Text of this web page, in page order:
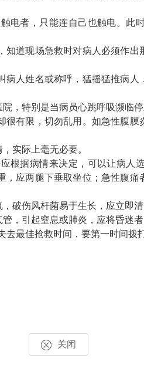
者，只能连自己也触电。此
现场急救时对病人必须作出
病人姓名或称呼，猛摇猛推病
特别是当病员心跳呼吸濒临停
限，切勿乱用。如急性腹膜
实际上毫无必要。
据病情来决定，可以让病人
应两腿下垂取坐位；急性腹
伤风杆菌易于生长，应立即清
，引起窒息或肺炎，应将昏迷
去最佳抢救时间，要第一时间拨
关闭